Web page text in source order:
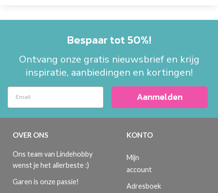
Bespaar tot 50%!
Ontvang onze gratis nieuwsbrief en krijg
inspiratie, aanbiedingen en kortingen!
Aanmelden
OVER ONS
Ons team van Lindehobby
wenst je het allerbeste :)
Garen is onze passie!
KONTO
Mijn
account
Adresboek